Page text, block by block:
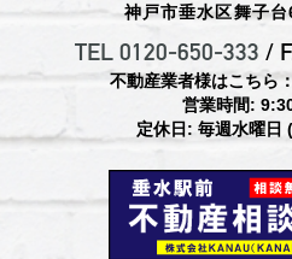
神戸市垂水区舞子
TEL 0120-650-333 /
不動産業者様はこちら
営業時間:
定休日: 毎週水曜日